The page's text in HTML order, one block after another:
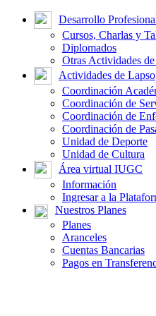
Desarrollo
Cursos, Charlas y
Diplomados
Otras Actividades
Actividades de Lapso
Coordinación
Coordinación de
Coordinación de
Coordinación de
Unidad de Deporte
Unidad de Cultura
Área virtual IUGC
Información
Ingresar a la
Nuestros Planes
Planes
Aranceles
Cuentas Bancarias
Pagos en